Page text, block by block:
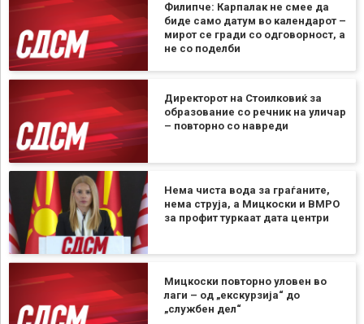
Филипче: Карпалак не смее да
биде само датум во календарот –
мирот се гради со одговорност, а
не со поделби
Директорот на Стоилковиќ за
образование со речник на уличар
– повторно со навреди
Нема чиста вода за граѓаните,
нема струја, а Мицкоски и ВМРО
за профит туркаат дата центри
Мицкоски повторно уловен во
лаги – од „екскурзија“ до
„службен дел“